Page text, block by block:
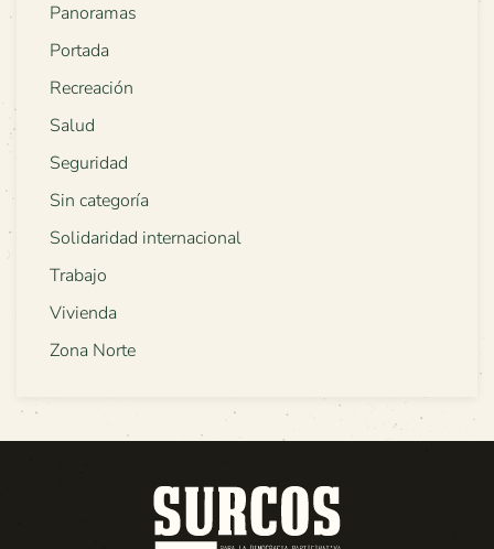
Panoramas
Portada
Recreación
Salud
Seguridad
Sin categoría
Solidaridad internacional
Trabajo
Vivienda
Zona Norte